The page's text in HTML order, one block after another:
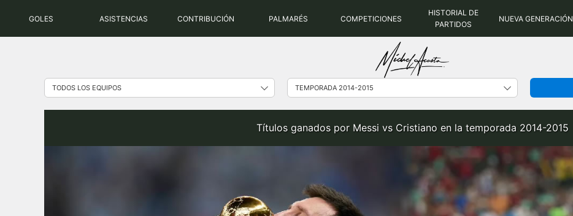
GOLES ASISTENCIAS CONTRIBUCIÓN PALMARÉS COMPETICIONES
HISTORIAL DE
PARTIDOS
NUEVA GENERACIÓN
Títulos ganados por Messi vs Cristiano en la temporada 2014-2015